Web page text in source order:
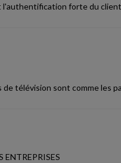
l'authentification forte du
télévision sont comme les